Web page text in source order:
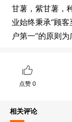
甘薯，紫甘薯，
业始终秉承“顾
户第一”的原则
点赞 0
相关评论